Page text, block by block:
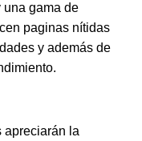
gama de
paginas nítidas
y además de
apreciarán la